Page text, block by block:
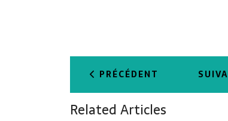
ARTICLE PRÉCÉDENT :
PRÉCÉDENT
Related Articles